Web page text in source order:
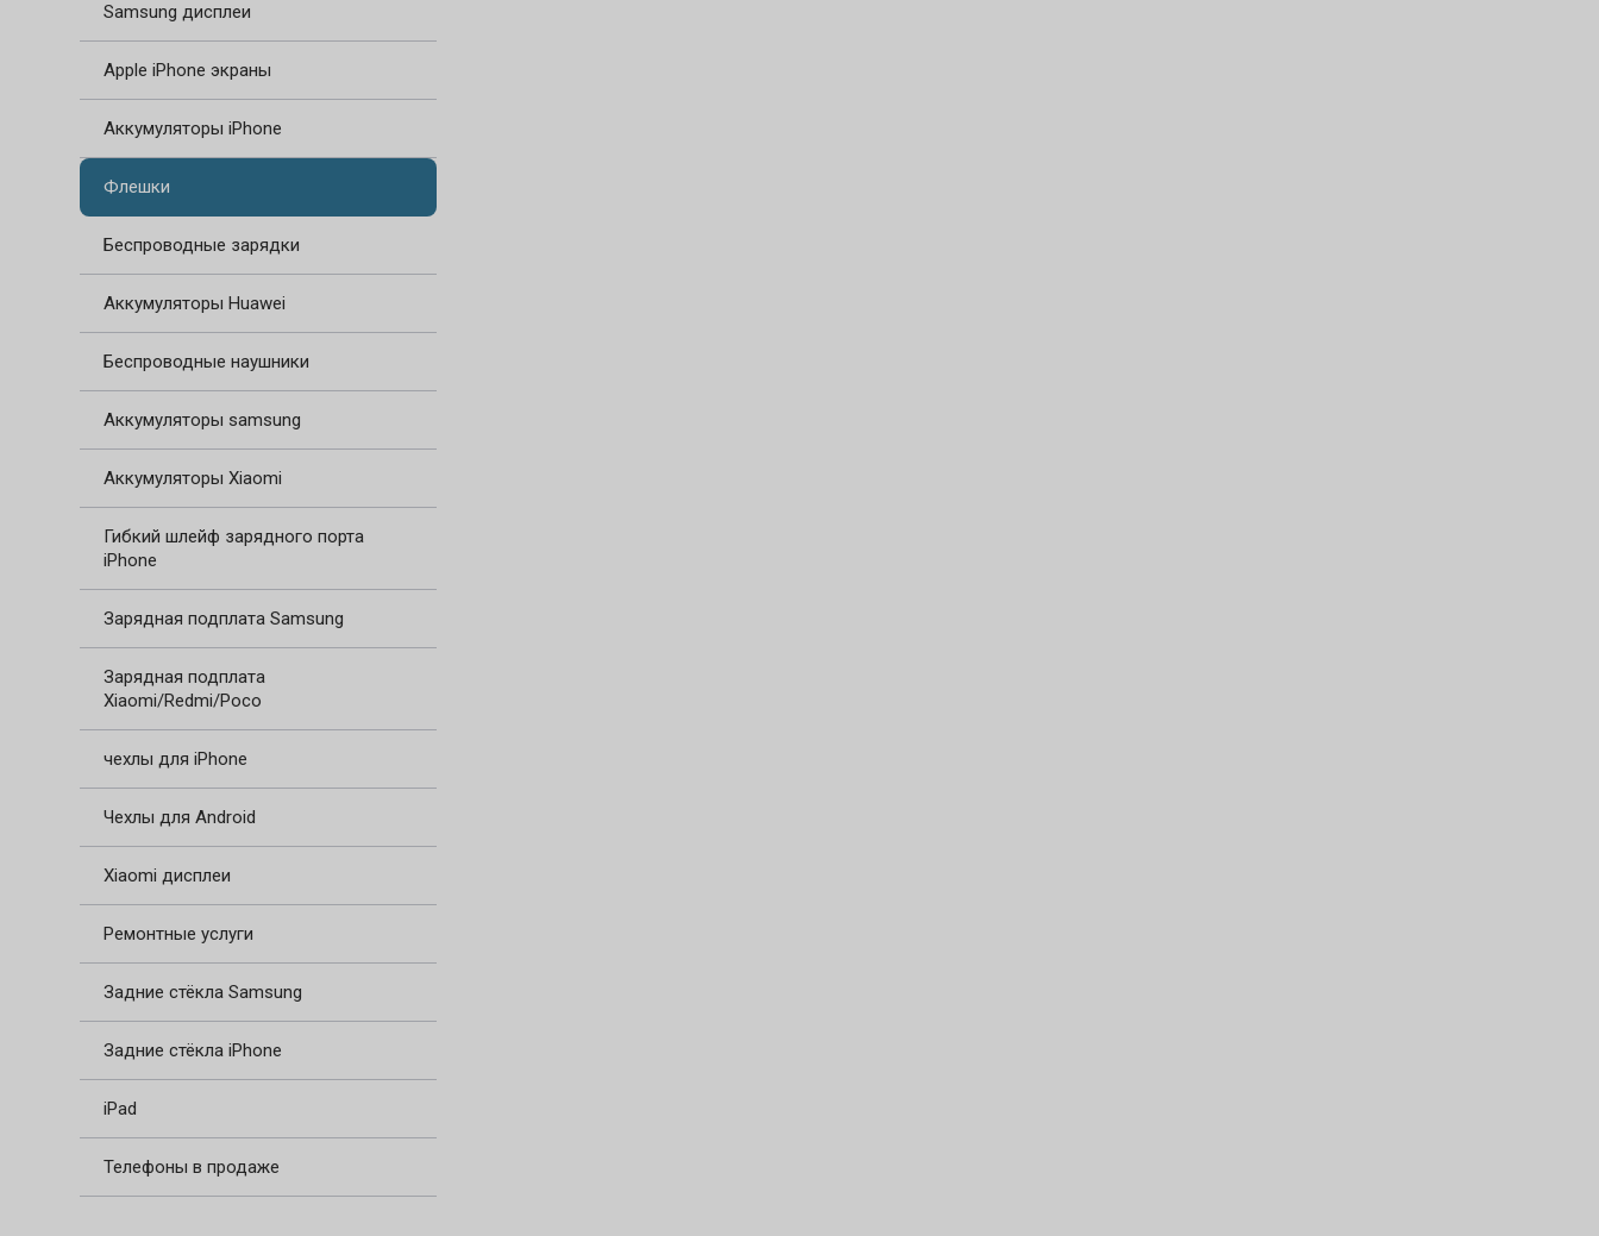
Samsung дисплеи
Apple iPhone экраны
Аккумуляторы iPhone
Флешки
Беспроводные зарядки
Аккумуляторы Huawei
Беспроводные наушники
Аккумуляторы samsung
Аккумуляторы Xiaomi
Гибкий шлейф зарядного порта
iPhone
Зарядная подплата Samsung
Зарядная подплата
Xiaomi/Redmi/Poco
чехлы для iPhone
Чехлы для Android
Xiaomi дисплеи
Ремонтные услуги
Задние стёкла Samsung
Задние стёкла iPhone
iPad
Телефоны в продаже